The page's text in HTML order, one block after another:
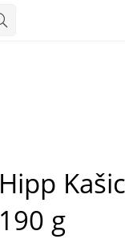
Hipp
190 g